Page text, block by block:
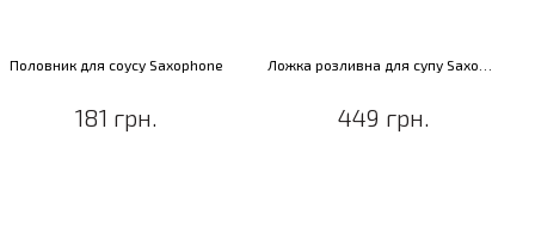
Половник для соусу Saxophone
181 грн. 449 грн.